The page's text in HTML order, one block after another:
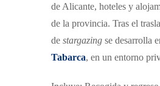
de Alicante, hoteles y
de la provincia. Tras el
de stargazing se desarrolla
Tabarca, en un entorno